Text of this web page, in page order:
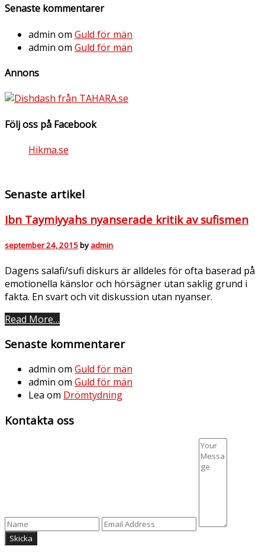
Senaste kommentarer
admin om Guld för män
admin om Guld för män
Annons
Följ oss på Facebook
Hikma.se
Senaste artikel
Ibn Taymiyyahs nyanserade kritik av sufismen
september 24, 2015 byadmin
Dagens salafi/sufi diskurs är alldeles för ofta baserad på
emotionella känslor och hörsägner utan saklig grund i
fakta. En svart och vit diskussion utan nyanser.
Read More…
Senaste kommentarer
admin om Guld för män
admin om Guld för män
Lea om Drömtydning
Kontakta oss